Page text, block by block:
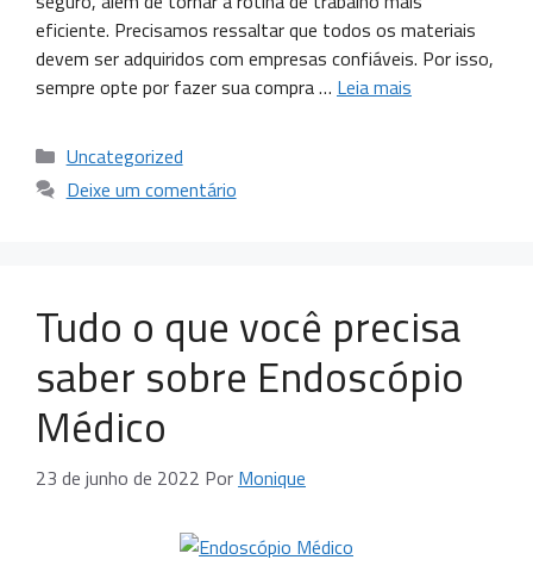
eficiente. Precisamos ressaltar que todos os materiais
devem ser adquiridos com empresas confiáveis. Por isso,
sempre opte por fazer sua compra … Leia mais
Uncategorized
Deixe um comentário
Tudo o que você precisa
saber sobre Endoscópio
Médico
23 de junho de 2022 Por Monique